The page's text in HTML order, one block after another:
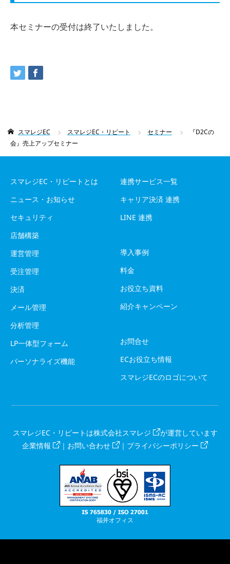
本セミナーの受付は終了いたしました。
スマレジEC スマレジEC・リピート セミナー
『D2Cの
会』売上アップセミナー
スマレジEC・リピートとは
ニュース・お知らせ
セキュリティ
店舗構築
運営管理
受注管理
決済
メール管理
分析管理
LP一体型フォーム
パーソナライズ機能
連携サービス一覧
キャリア決済 連携
LINE 連携
導入事例
料金
お役立ち資料
紹介キャンペーン
お問合せ
ECお役立ち情報
スマレジECのロゴについて
スマレジEC・リピートは株式会社スマレジ
が運営しています
企業情報
｜ お問い合わせ ｜ プライバシーポリシー
福井オフィス
RSS